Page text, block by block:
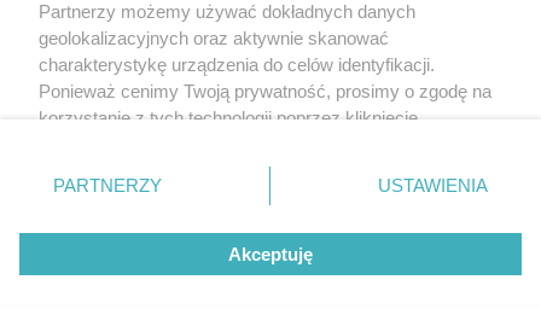
Partnerzy możemy używać dokładnych danych
geolokalizacyjnych oraz aktywnie skanować
charakterystykę urządzenia do celów identyfikacji.
Ponieważ cenimy Twoją prywatność, prosimy o zgodę na
korzystanie z tych technologii poprzez kliknięcie
zmienić/wycofać klikając przycisk ustawień prywatności
znajdujący się w lewym dolnym rogu strony
rodzaje przetwarzania danych nie wymagają zgody
użytkownika, ale masz prawo sprzeciwić się takiemu
przetwarzaniu. Preferencje będą miały zastosowanie tylko
PARTNERZY USTAWIENIA
Akceptuję